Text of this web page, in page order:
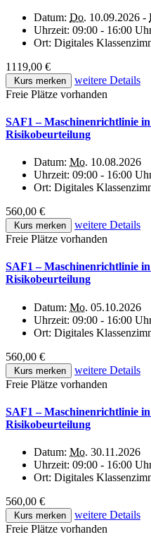
Datum: Do. 10.09.2026 -
Uhrzeit: 09:00 - 16:00
Ort: Digitales
1119,00 €
Kurs merken
weitere Details
Freie Plätze vorhanden
SAF1 – Maschinenrichtlinie
Risikobeurteilung
Datum: Mo. 10.08.2026
Uhrzeit: 09:00 - 16:00
Ort: Digitales
560,00 €
Kurs merken
weitere Details
Freie Plätze vorhanden
SAF1 – Maschinenrichtlinie
Risikobeurteilung
Datum: Mo. 05.10.2026
Uhrzeit: 09:00 - 16:00
Ort: Digitales
560,00 €
Kurs merken
weitere Details
Freie Plätze vorhanden
SAF1 – Maschinenrichtlinie
Risikobeurteilung
Datum: Mo. 30.11.2026
Uhrzeit: 09:00 - 16:00
Ort: Digitales
560,00 €
Kurs merken
weitere Details
Freie Plätze vorhanden